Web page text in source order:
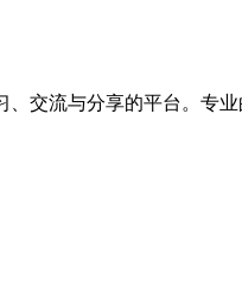
交流与分享的平台。专